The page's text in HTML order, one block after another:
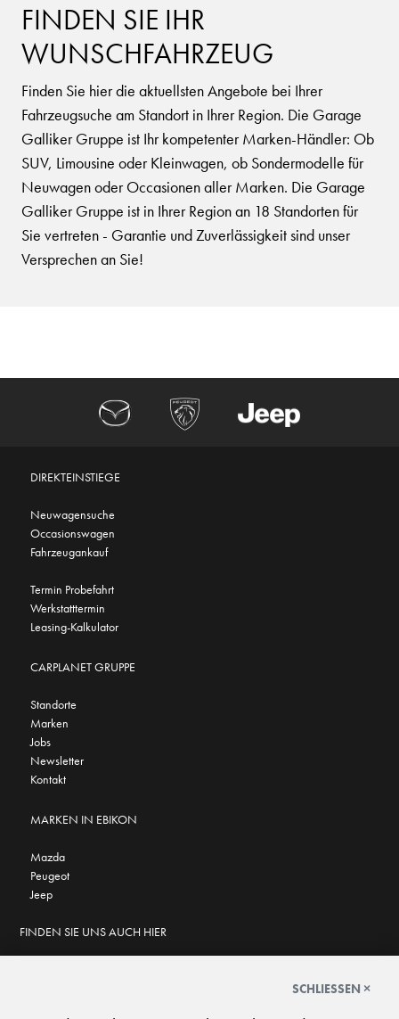
FINDEN SIE IHR
WUNSCHFAHRZEUG
Finden Sie hier die aktuellsten Angebote bei Ihrer
Fahrzeugsuche am Standort in Ihrer Region. Die Garage
Galliker Gruppe ist Ihr kompetenter Marken-Händler: Ob
SUV, Limousine oder Kleinwagen, ob Sondermodelle für
Neuwagen oder Occasionen aller Marken. Die Garage
Galliker Gruppe ist in Ihrer Region an 18 Standorten für
Sie vertreten - Garantie und Zuverlässigkeit sind unser
Versprechen an Sie!
DIREKTEINSTIEGE
Neuwagensuche
Occasionswagen
Fahrzeugankauf
Termin Probefahrt
Werkstatttermin
Leasing-Kalkulator
CARPLANET GRUPPE
Standorte
Marken
Jobs
Newsletter
Kontakt
MARKEN IN EBIKON
Mazda
Peugeot
Jeep
FINDEN SIE UNS AUCH HIER
SCHLIESSEN ×